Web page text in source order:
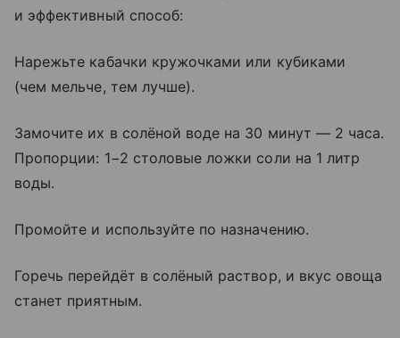
и эффективный способ:
Нарежьте кабачки кружочками или кубиками
(чем мельче, тем лучше).
Замочите их в солёной воде на 30 минут — 2 часа.
Пропорции: 1−2 столовые ложки соли на 1 литр
воды.
Промойте и используйте по назначению.
Горечь перейдёт в солёный раствор, и вкус овоща
станет приятным.